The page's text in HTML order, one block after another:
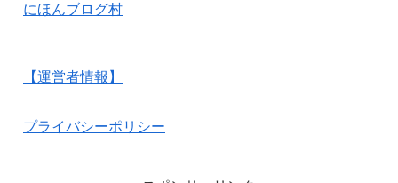
にほんブログ村
【運営者情報】
プライバシーポリシー